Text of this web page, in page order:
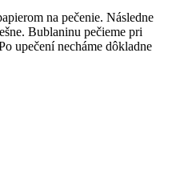
na pečenie. Následne
Bublaninu pečieme pri
upečení necháme dôkladne